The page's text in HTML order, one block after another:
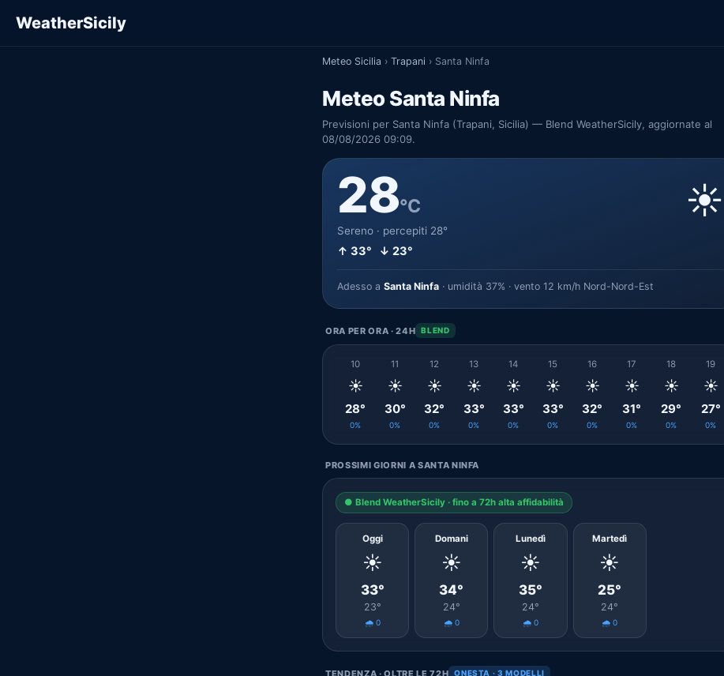
WeatherSicily
Meteo Sicilia › Trapani › Santa Ninfa
Meteo Santa Ninfa
Previsioni per Santa Ninfa (Trapani, Sicilia) — Blend WeatherSicily, aggiornate al
08/08/2026 09:09.
28°C
Sereno · percepiti 28°
↑ 33° ↓ 23°
☀️
Adesso a Santa Ninfa · umidità 37% · vento 12 km/h Nord-Nord-Est
ORA PER ORA · 24H BLEND
10
☀️
28°
0%
11
☀️
30°
0%
12
☀️
32°
0%
13
☀️
33°
0%
14
☀️
33°
0%
15
☀️
33°
0%
16
☀️
32°
0%
17
☀️
31°
0%
18
☀️
29°
0%
19
☀️
27°
0%
PROSSIMI GIORNI A SANTA NINFA
● Blend WeatherSicily · fino a 72h alta affidabilità
Oggi
☀️
33°
23°
🌧️ 0
Domani
☀️
34°
24°
🌧️ 0
Lunedì
☀️
35°
24°
🌧️ 0
Martedì
☀️
25°
24°
🌧️ 0
TENDENZA · OLTRE LE 72H ONESTA · 3 MODELLI